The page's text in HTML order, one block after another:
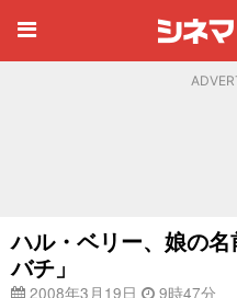
ハル・ベリー、娘の
バチ」
2008年3月19日 9時47分